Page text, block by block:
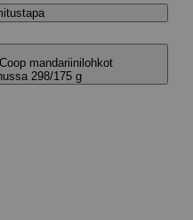
mandariinilohkot
298/175 g